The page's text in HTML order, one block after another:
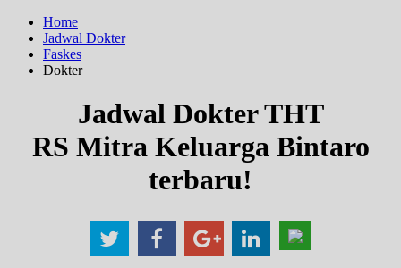
Home
Jadwal Dokter
Faskes
Dokter
Jadwal Dokter THT
RS Mitra Keluarga Bintaro
terbaru!